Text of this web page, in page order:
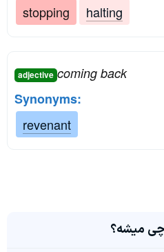
stopping
halting
adjective coming back
Synonyms:
revenant